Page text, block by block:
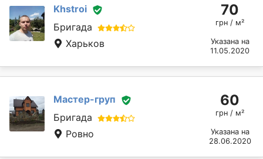
Khstroi
Бригада
Харьков
70
грн / м²
Указана на
11.05.2020
Мастер-груп
Бригада
Ровно
60
грн / м²
Указана на
28.06.2020